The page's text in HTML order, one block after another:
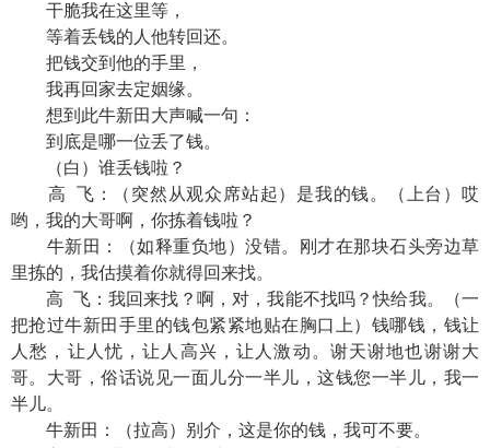
干脆我在这里等，
等着丢钱的人他转回还。
把钱交到他的手里，
我再回家去定姻缘。
想到此牛新田大声喊一句：
到底是哪一位丢了钱。
（白）谁丢钱啦？
高 飞：（突然从观众席站起）是我的钱。（上台）哎
哟，我的大哥啊，你拣着钱啦？
牛新田：（如释重负地）没错。刚才在那块石头旁边草
里拣的，我估摸着你就得回来找。
高 飞：我回来找？啊，对，我能不找吗？快给我。（一
把抢过牛新田手里的钱包紧紧地贴在胸口上）钱哪钱，钱让
人愁，让人忧，让人高兴，让人激动。谢天谢地也谢谢大
哥。大哥，俗话说见一面儿分一半儿，这钱您一半儿，我一
半儿。
牛新田：（拉高）别介，这是你的钱，我可不要。